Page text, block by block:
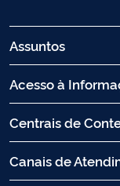
Assuntos
Acesso à
Centrais de
Canais de